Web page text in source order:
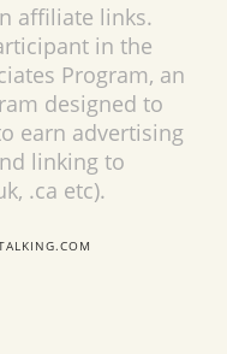
affiliate links.
in the
Program, an
designed to
earn advertising
linking to
.ca etc).